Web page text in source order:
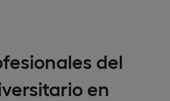
del
en